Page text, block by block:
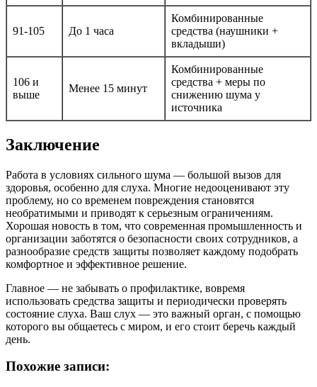
91-105 До 1 часа
Комбинированные
средства (наушники +
вкладыши)
106 и
выше
Менее 15 минут
Комбинированные
средства + меры по
снижению шума у
источника
Заключение
Работа в условиях сильного шума — большой вызов для
здоровья, особенно для слуха. Многие недооценивают эту
проблему, но со временем повреждения становятся
необратимыми и приводят к серьезным ограничениям.
Хорошая новость в том, что современная промышленность и
организации заботятся о безопасности своих сотрудников, а
разнообразие средств защиты позволяет каждому подобрать
комфортное и эффективное решение.
Главное — не забывать о профилактике, вовремя
использовать средства защиты и периодически проверять
состояние слуха. Ваш слух — это важный орган, с помощью
которого вы общаетесь с миром, и его стоит беречь каждый
день.
Похожие записи: